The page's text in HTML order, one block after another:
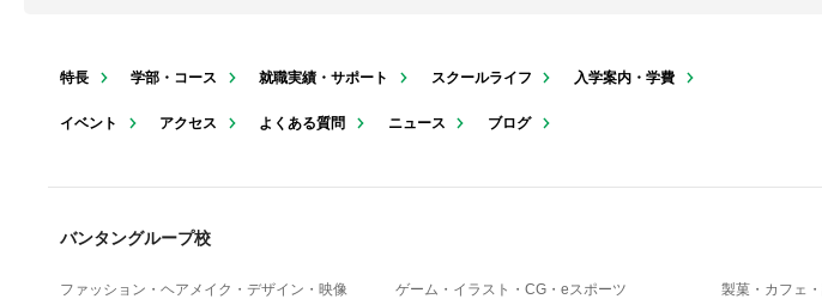
特長 学部・コース 就職実績・サポート スクールライフ 入学案内・学費
イベント アクセス よくある質問 ニュース ブログ
バンタングループ校
ファッション・ヘアメイク・デザイン・映像 ゲーム・イラスト・CG・eスポーツ 製菓・カフェ